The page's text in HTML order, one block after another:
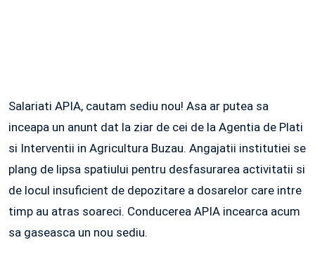
Salariati APIA, cautam sediu nou! Asa ar putea sa
inceapa un anunt dat la ziar de cei de la Agentia de Plati
si Interventii in Agricultura Buzau. Angajatii institutiei se
plang de lipsa spatiului pentru desfasurarea activitatii si
de locul insuficient de depozitare a dosarelor care intre
timp au atras soareci. Conducerea APIA incearca acum
sa gaseasca un nou sediu.